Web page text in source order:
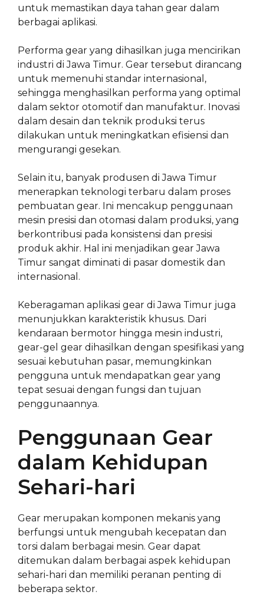
untuk memastikan daya tahan gear dalam
berbagai aplikasi.
Performa gear yang dihasilkan juga mencirikan
industri di Jawa Timur. Gear tersebut dirancang
untuk memenuhi standar internasional,
sehingga menghasilkan performa yang optimal
dalam sektor otomotif dan manufaktur. Inovasi
dalam desain dan teknik produksi terus
dilakukan untuk meningkatkan efisiensi dan
mengurangi gesekan.
Selain itu, banyak produsen di Jawa Timur
menerapkan teknologi terbaru dalam proses
pembuatan gear. Ini mencakup penggunaan
mesin presisi dan otomasi dalam produksi, yang
berkontribusi pada konsistensi dan presisi
produk akhir. Hal ini menjadikan gear Jawa
Timur sangat diminati di pasar domestik dan
internasional.
Keberagaman aplikasi gear di Jawa Timur juga
menunjukkan karakteristik khusus. Dari
kendaraan bermotor hingga mesin industri,
gear-gel gear dihasilkan dengan spesifikasi yang
sesuai kebutuhan pasar, memungkinkan
pengguna untuk mendapatkan gear yang
tepat sesuai dengan fungsi dan tujuan
penggunaannya.
Penggunaan Gear
dalam Kehidupan
Sehari-hari
Gear merupakan komponen mekanis yang
berfungsi untuk mengubah kecepatan dan
torsi dalam berbagai mesin. Gear dapat
ditemukan dalam berbagai aspek kehidupan
sehari-hari dan memiliki peranan penting di
beberapa sektor.